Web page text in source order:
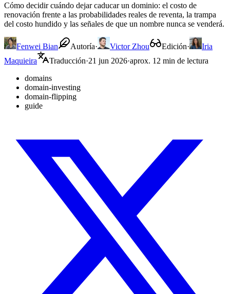
Cómo decidir cuándo dejar caducar un dominio: el costo de
renovación frente a las probabilidades reales de reventa, la trampa
del costo hundido y las señales de que un nombre nunca se venderá.
Fenwei Bian Autoría· Victor Zhou Edición·
Iria
Maquieira
Traducción·21 jun 2026·aprox. 12 min de lectura
domains
domain-investing
domain-flipping
guide